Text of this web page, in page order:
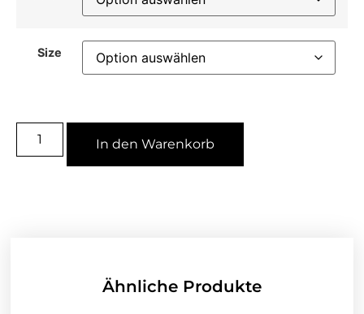
Size
In den Warenkorb
Ähnliche Produkte